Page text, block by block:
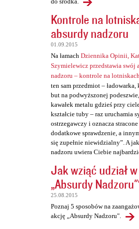
Kontrole na
absurdy nadzoru
01.09.2015
Na łamach Dziennika Opinii,
Szymielewicz przedstawia swój
nadzoru – kontrole na
ten sam przedmiot – ładowarka,
but na podwyższonej
kawałek metalu gdzieś przy
kształcie tuby – raz uruchamia
ostrzegawczy i oznacza
dodatkowe sprawdzenie, a
się zupełnie niewidzialny”. A
nadzoru uwiera Ciebie
Jak wziąć udział
„Absurdy
25.08.2015
Poznaj 5 sposobów na
akcję „Absurdy Nadzoru".